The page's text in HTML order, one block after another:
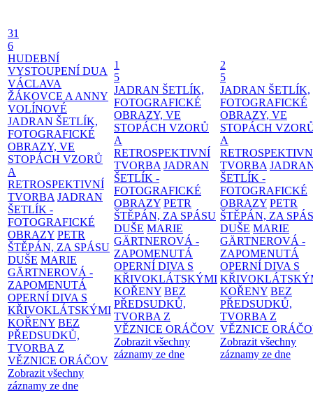
31
6
HUDEBNÍ
VYSTOUPENÍ DUA
VÁCLAVA
ŽÁKOVCE A ANNY
VOLÍNOVÉ
JADRAN ŠETLÍK,
FOTOGRAFICKÉ
OBRAZY, VE
STOPÁCH VZORŮ
A
RETROSPEKTIVNÍ
TVORBA JADRAN
ŠETLÍK -
FOTOGRAFICKÉ
OBRAZY PETR
ŠTĚPÁN, ZA SPÁSU
DUŠE MARIE
GÄRTNEROVÁ -
ZAPOMENUTÁ
OPERNÍ DIVA S
KŘIVOKLÁTSKÝMI
KOŘENY BEZ
PŘEDSUDKŮ,
TVORBA Z
VĚZNICE ORÁČOV
Zobrazit všechny
záznamy ze dne
1
5
JADRAN ŠETLÍK,
FOTOGRAFICKÉ
OBRAZY, VE
STOPÁCH VZORŮ
A
RETROSPEKTIVNÍ
TVORBA JADRAN
ŠETLÍK -
FOTOGRAFICKÉ
OBRAZY PETR
ŠTĚPÁN, ZA SPÁSU
DUŠE MARIE
GÄRTNEROVÁ -
ZAPOMENUTÁ
OPERNÍ DIVA S
KŘIVOKLÁTSKÝMI
KOŘENY BEZ
PŘEDSUDKŮ,
TVORBA Z
VĚZNICE ORÁČOV
Zobrazit všechny
záznamy ze dne
2
5
JADRAN ŠETLÍK,
FOTOGRAFICKÉ
OBRAZY, VE
STOPÁCH
A
TVORBA
ŠETLÍK -
FOTOGRAFICKÉ
OBRAZY PETR
ŠTĚPÁN, ZA
DUŠE MARIE
GÄRTNEROVÁ -
ZAPOMENUTÁ
OPERNÍ DIVA S
KOŘENY BEZ
PŘEDSUDKŮ,
TVORBA Z
VĚZNICE
Zobrazit všechny
záznamy ze dne